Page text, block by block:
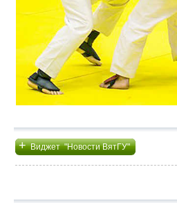
+Виджет "Новости ВятГУ"